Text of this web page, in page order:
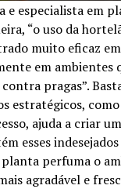
e especialista em
“o uso da
muito eficaz
em ambientes
pragas”.
estratégicos,
ajuda a criar
esses
perfuma o
agradável e